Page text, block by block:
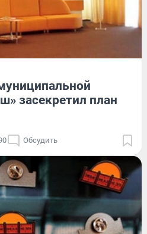
засекретил план
Обсудить